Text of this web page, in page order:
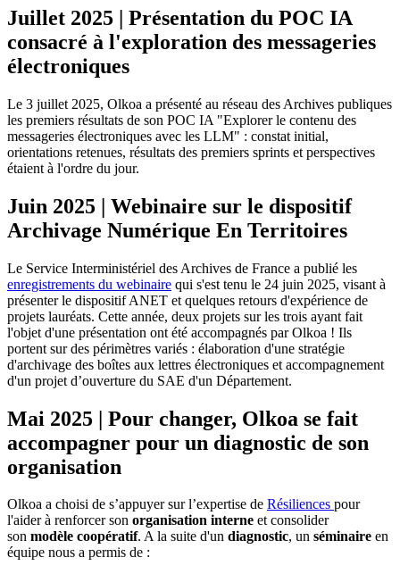
Juillet 2025 | Présentation du POC IA
consacré à l'exploration des messageries
électroniques
Le 3 juillet 2025, Olkoa a présenté au réseau des Archives publiques
les premiers résultats de son POC IA "Explorer le contenu des
messageries électroniques avec les LLM" : constat initial,
orientations retenues, résultats des premiers sprints et perspectives
étaient à l'ordre du jour.
Juin 2025 | Webinaire sur le dispositif
Archivage Numérique En Territoires
Le Service Interministériel des Archives de France a publié les
enregistrements du webinaire qui s'est tenu le 24 juin 2025, visant à
présenter le dispositif ANET et quelques retours d'expérience de
projets lauréats. Cette année, deux projets sur les trois ayant fait
l'objet d'une présentation ont été accompagnés par Olkoa ! Ils
portent sur des périmètres variés : élaboration d'une stratégie
d'archivage des boîtes aux lettres électroniques et accompagnement
d'un projet d’ouverture du SAE d'un Département.
Mai 2025 | Pour changer, Olkoa se fait
accompagner pour un diagnostic de son
organisation
Olkoa a choisi de s’appuyer sur l’expertise de Résiliences pour
l'aider à renforcer son organisation interne et consolider
son modèle coopératif. A la suite d'un diagnostic, un séminaire en
équipe nous a permis de :